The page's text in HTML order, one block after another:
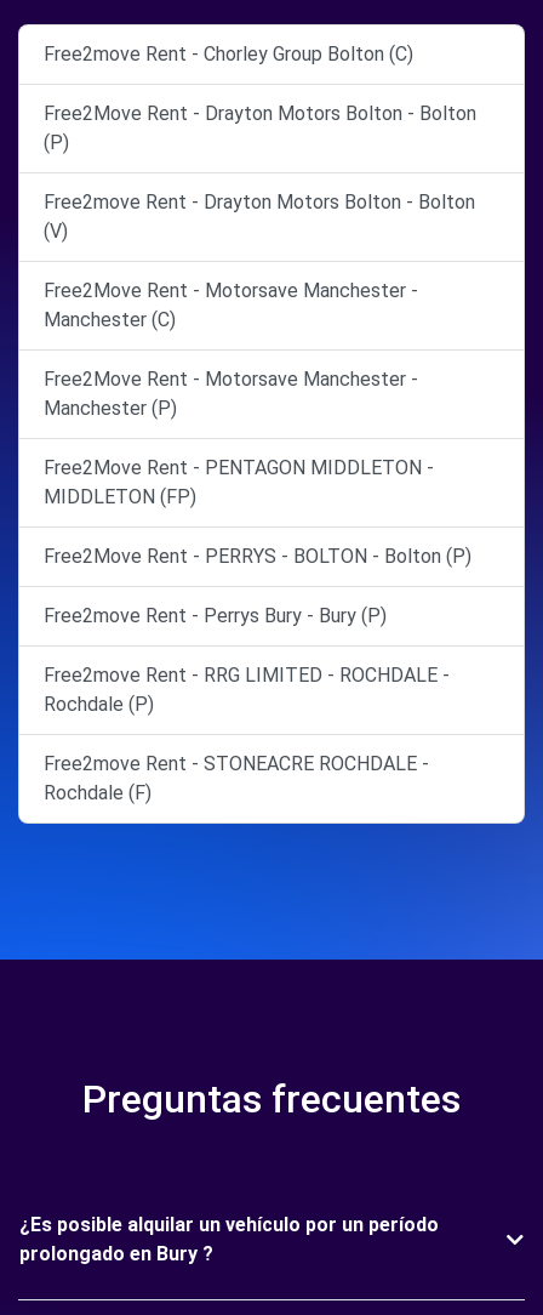
Free2move Rent - Chorley Group Bolton (C)
Free2Move Rent - Drayton Motors Bolton - Bolton
(P)
Free2move Rent - Drayton Motors Bolton - Bolton
(V)
Free2Move Rent - Motorsave Manchester -
Manchester (C)
Free2Move Rent - Motorsave Manchester -
Manchester (P)
Free2Move Rent - PENTAGON MIDDLETON -
MIDDLETON (FP)
Free2Move Rent - PERRYS - BOLTON - Bolton (P)
Free2move Rent - Perrys Bury - Bury (P)
Free2move Rent - RRG LIMITED - ROCHDALE -
Rochdale (P)
Free2move Rent - STONEACRE ROCHDALE -
Rochdale (F)
Preguntas frecuentes
¿Es posible alquilar un vehículo por un período
prolongado en Bury ?